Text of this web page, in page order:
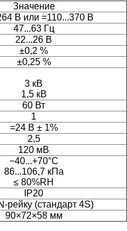
Значение
В или =110...370 В
47...63 Гц
22...26 В
±0,2 %
±0,25 %
3 кВ
1,5 кВ
60 Вт
1
=24 В ± 1%
2,5
120 мВ
−40...+70°С
86...106,7 кПа
≤ 80%RH
IP20
рейку (стандарт 4S)
90×72×58 мм